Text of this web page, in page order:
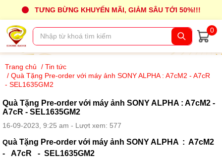
TƯNG BỪNG KHUYẾN MÃI, GIẢM SÂU TỚI 50%!!!
0
Trang chủ / Tin tức
/ Quà Tặng Pre-order với máy ảnh SONY ALPHA : A7cM2 - A7cR
- SEL1635GM2
Quà Tặng Pre-order với máy ảnh SONY ALPHA : A7cM2 -
A7cR - SEL1635GM2
16-09-2023, 9:25 am - Lượt xem: 577
Quà Tặng Pre-order với máy ảnh SONY ALPHA : A7cM2
- A7cR - SEL1635GM2